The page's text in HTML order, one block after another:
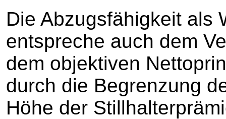
Die Abzugsfähigkeit als
entspreche auch dem
dem objektiven
durch die Begrenzung
Höhe der